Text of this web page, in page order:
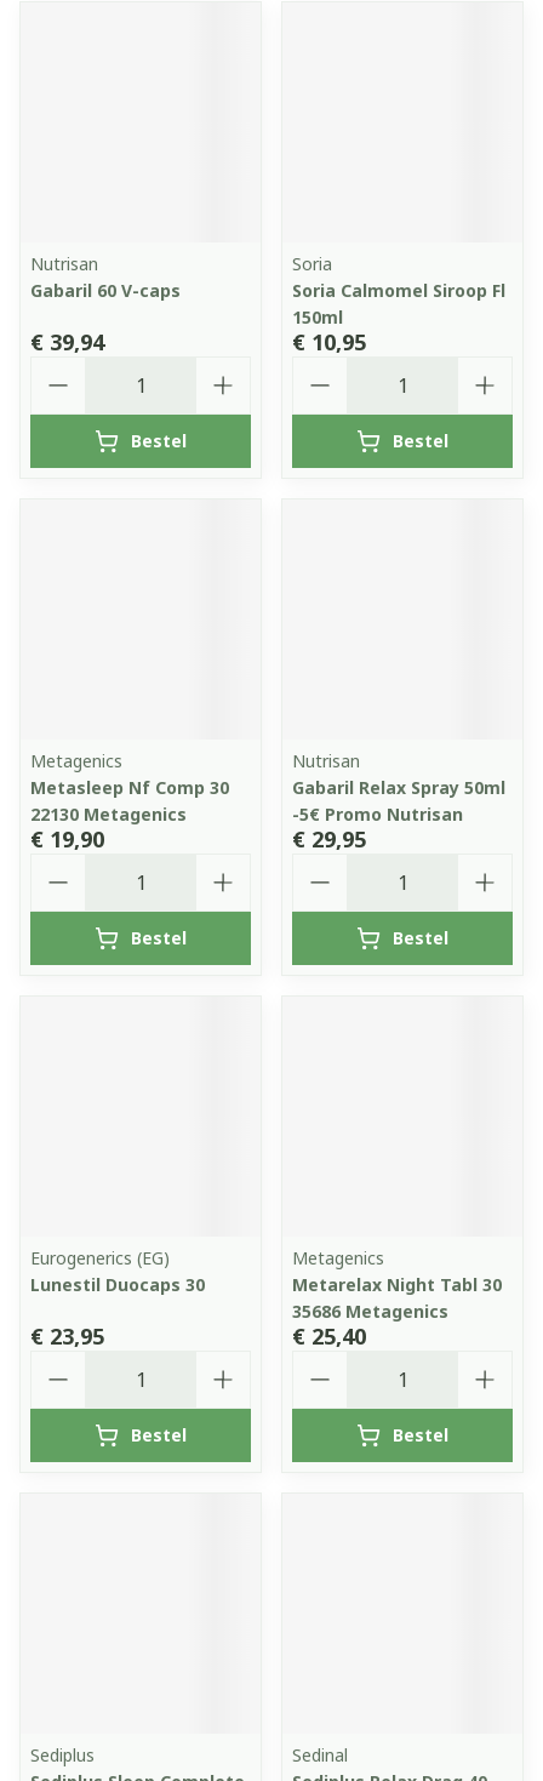
Nutrisan
Gabaril 60 V-caps
€ 39,94
Bestel
Soria
Soria Calmomel Siroop Fl
150ml
€ 10,95
Bestel
Metagenics
Metasleep Nf Comp 30
22130 Metagenics
€ 19,90
Bestel
Nutrisan
Gabaril Relax Spray 50ml
-5€ Promo Nutrisan
€ 29,95
Bestel
Eurogenerics (EG)
Lunestil Duocaps 30
€ 23,95
Bestel
Metagenics
Metarelax Night Tabl 30
35686 Metagenics
€ 25,40
Bestel
Sediplus
Sedinal